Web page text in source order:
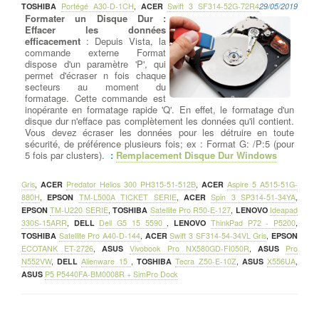
29/05/2019
Formater un Disque Dur :
Effacer les données
efficacement : Depuis Vista, la
commande externe Format
dispose d'un paramètre 'P', qui
permet d'écraser n fois chaque
secteurs au moment du
formatage. Cette commande est
inopérante en formatage rapide 'Q'. En effet, le formatage d'un
disque dur n'efface pas complètement les données qu'il contient.
Vous devez écraser les données pour les détruire en toute
sécurité, de préférence plusieurs fois; ex : Format G: /P:5 (pour
5 fois par clusters). : Remplacement Disque Dur Windows
TOSHIBA Portégé A30-D-1CH, ACER Swift 3 SF314-52G-72R4
Gris, ACER Predator Helios 300 PH315-51-512B, ACER Aspire 5 A515-51G-
880H,EPSON TM-L500A TICKET SERIE, ACER Spin 3 SP314-51-34YA,
EPSON TM-U220 SERIE,TOSHIBA Satellite Pro R50-E-127, LENOVO Ideapad
330S-15ARR, DELL Dell G5 15 5590 ,LENOVO ThinkPad P72 - P5200,
TOSHIBA Satellite Pro A40-D-144, ACER Swift 3 SF314-54-34VL Gris,EPSON
ECOTANK ET-2726,ASUS Vivobook Pro NX580GD-FI050R, ASUS
Pro
N552VW,DELL Alienware 15 ,TOSHIBA Tecra Z50-E-10Z, ASUS X556UA,
ASUS P5 P5440FA-BM0008R + SimPro Dock